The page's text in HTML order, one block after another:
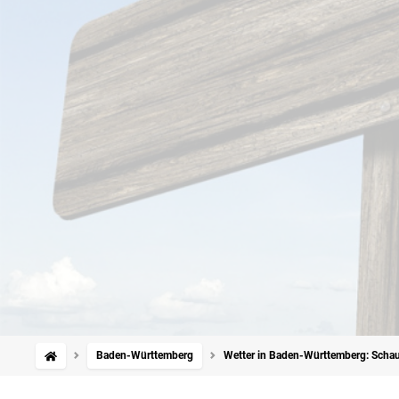
Baden-Württemberg Wetter in Baden-Württemberg: